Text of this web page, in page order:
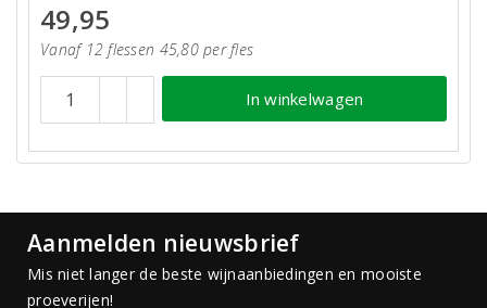
49,95
Vanaf 12 flessen 45,80 per fles
In winkelwagen
Aanmelden nieuwsbrief
Mis niet langer de beste wijnaanbiedingen en mooiste
proeverijen!